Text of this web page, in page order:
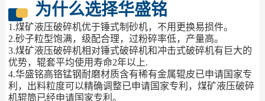
为什么选择华盛铭
1.煤矿液压破碎机优于锤式制砂机，不用更换易损件。
2.砂子粒型饱满，级配合理，过粉碎率低，产量高。
3.煤矿液压破碎机相对锤式破碎机和冲击式破碎机有巨大的
优势，辊套平均使用寿命2年以上.
4.华盛铭高铬锰钢耐磨材质含有稀有金属辊皮已申请国家专
利，出料粒度可以精确调整已申请国家专利，煤矿液压破碎
机辊筒已经申请国家专利。